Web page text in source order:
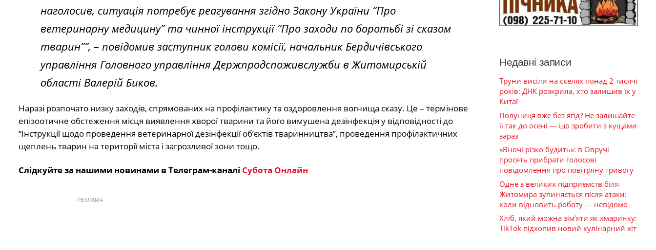
наголосив, ситуація потребує реагування згідно Закону України “Про
ветеринарну медицину” та чинної інструкції “Про заходи по боротьбі зі сказом
тварин””, – повідомив заступник голови комісії, начальник Бердичівського
управління Головного управління Держпродспоживслужби в Житомирській
області Валерій Биков.
Наразі розпочато низку заходів, спрямованих на профілактику та оздоровлення вогнища сказу. Це – термінове
епізоотичне обстеження місця виявлення хворої тварини та його вимушена дезінфекція у відповідності до
“Інструкції щодо проведення ветеринарної дезінфекції об’єктів тваринництва”, проведення профілактичних
щеплень тварин на території міста і загрозливої зони тощо.
Слідкуйте за нашими новинами в Телеграм-каналі Субота Онлайн
РЕКЛАМА
Недавні записи
Труни висіли на скелях понад 2 тисячі
років: ДНК розкрила, хто залишив їх у
Китаї
Полуниця вже без ягід? Не залишайте
її так до осені — що зробити з кущами
зараз
«Вночі різко будить»: в Овручі
просять прибрати голосові
повідомлення про повітряну тривогу
Одне з великих підприємств біля
Житомира зупиняється після атаки:
коли відновить роботу — невідомо
Хліб, який можна зім’яти як хмаринку:
TikTok підхопив новий кулінарний хіт